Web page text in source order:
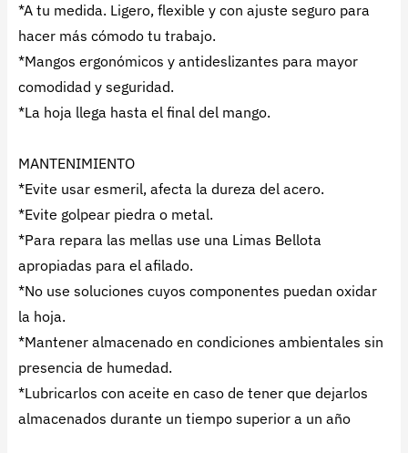
*A tu medida. Ligero, flexible y con ajuste seguro para
hacer más cómodo tu trabajo.
*Mangos ergonómicos y antideslizantes para mayor
comodidad y seguridad.
*La hoja llega hasta el final del mango.
MANTENIMIENTO
*Evite usar esmeril, afecta la dureza del acero.
*Evite golpear piedra o metal.
*Para repara las mellas use una Limas Bellota
apropiadas para el afilado.
*No use soluciones cuyos componentes puedan oxidar
la hoja.
*Mantener almacenado en condiciones ambientales sin
presencia de humedad.
*Lubricarlos con aceite en caso de tener que dejarlos
almacenados durante un tiempo superior a un año